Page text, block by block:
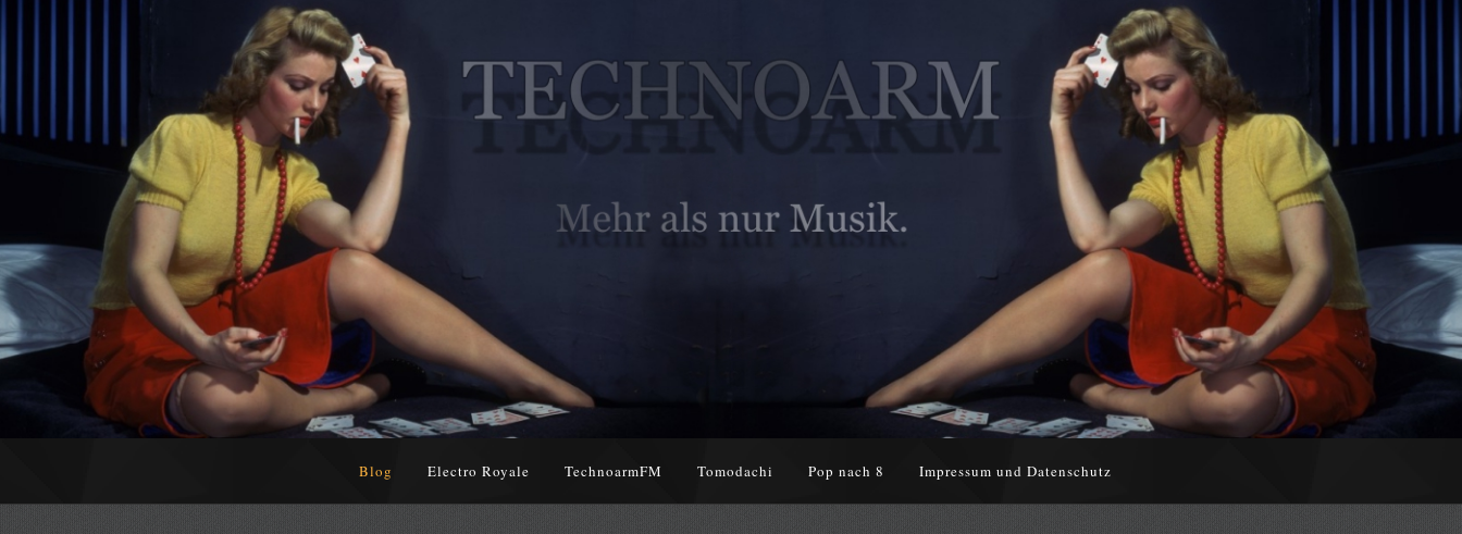
Blog Electro Royale TechnoarmFM Tomodachi Pop nach 8 Impressum und Datenschutz